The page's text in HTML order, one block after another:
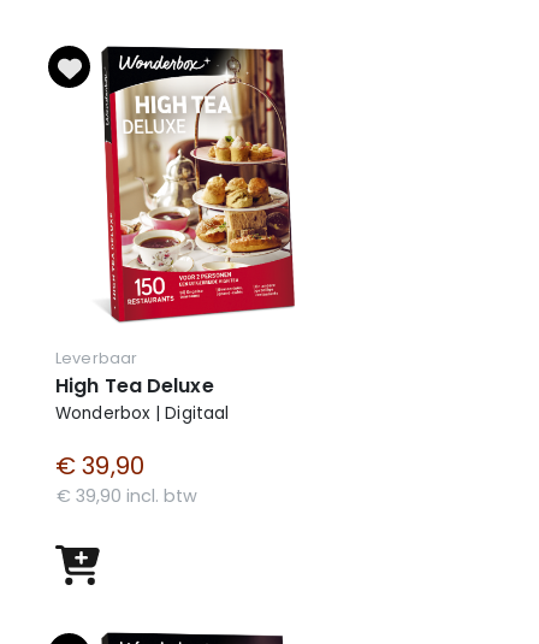
Leverbaar
High Tea Deluxe
Wonderbox | Digitaal
€ 39,90
€ 39,90 incl. btw